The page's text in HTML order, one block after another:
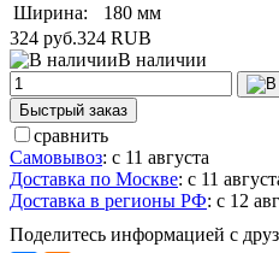
Ширина:
180 мм
324 руб.324 RUB
В наличии
Быстрый заказ
сравнить
Самовывоз: с 11 августа
Доставка по Москве: с 11
Доставка в регионы РФ: с 12
Поделитесь информацией с